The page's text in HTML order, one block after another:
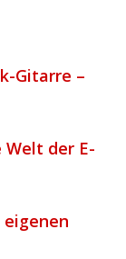
Gitarre –
der E-
eigenen